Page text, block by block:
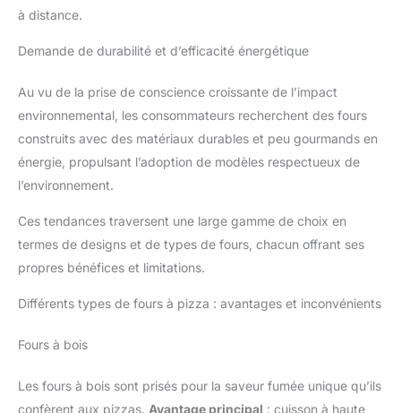
à distance.
Demande de durabilité et d’efficacité énergétique
Au vu de la prise de conscience croissante de l’impact
environnemental, les consommateurs recherchent des fours
construits avec des matériaux durables et peu gourmands en
énergie, propulsant l’adoption de modèles respectueux de
l’environnement.
Ces tendances traversent une large gamme de choix en
termes de designs et de types de fours, chacun offrant ses
propres bénéfices et limitations.
Différents types de fours à pizza : avantages et inconvénients
Fours à bois
Les fours à bois sont prisés pour la saveur fumée unique qu’ils
confèrent aux pizzas. Avantage principal : cuisson à haute